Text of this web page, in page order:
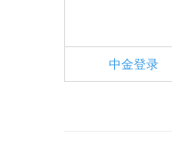
中金登录